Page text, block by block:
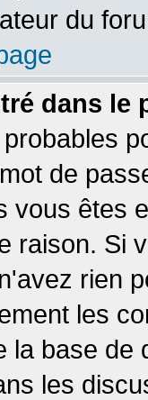
du
dans le
de
vous êtes
raison. Si
rien
les
la base
les